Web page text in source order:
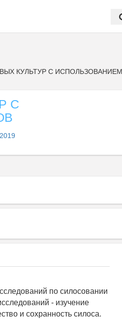
КУЛЬТУР С
С
по силосовании
- изучение
и сохранность силоса.